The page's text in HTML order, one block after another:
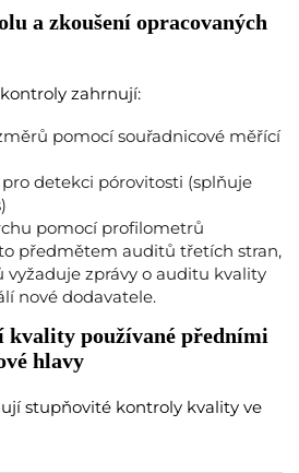
a zkoušení opracovaných
zahrnují:
pomocí souřadnicové měřící
detekci pórovitosti (splňuje
pomocí profilometrů
předmětem auditů třetích stran,
vyžaduje zprávy o auditu kvality
nové dodavatele.
kvality používané předními
hlavy
stupňovité kontroly kvality ve